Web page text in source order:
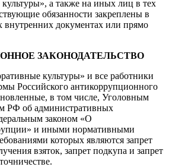
а также на иных лиц в тех
обязанности закреплены в
внутренних документах или прямо
ЗАКОНОДАТЕЛЬСТВО
культуры» и все работники
Российского антикоррупционного
в том числе, Уголовным
РФ об административных
законом «О
и иными нормативными
которых являются запрет
взяток, запрет подкупа и запрет